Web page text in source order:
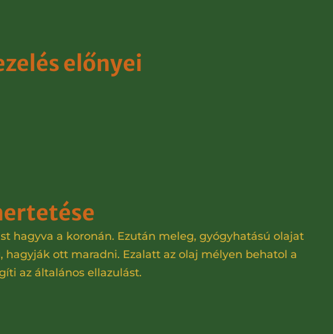
előnyei
hagyva a koronán. Ezután meleg, gyógyhatású olajat
ott maradni. Ezalatt az olaj mélyen behatol a
az általános ellazulást.